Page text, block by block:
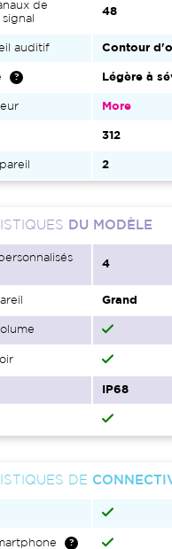
de
48
auditif Contour
Légère à
More
312
2
DU MODÈLE
4
Grand
IP68
DE